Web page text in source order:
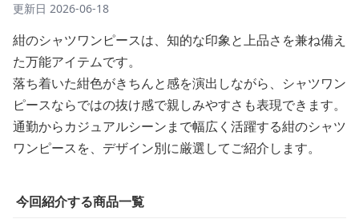
更新日 2026-06-18
紺のシャツワンピースは、知的な印象と上品さを兼ね備え
た万能アイテムです。
落ち着いた紺色がきちんと感を演出しながら、シャツワン
ピースならではの抜け感で親しみやすさも表現できます。
通勤からカジュアルシーンまで幅広く活躍する紺のシャツ
ワンピースを、デザイン別に厳選してご紹介します。
今回紹介する商品一覧